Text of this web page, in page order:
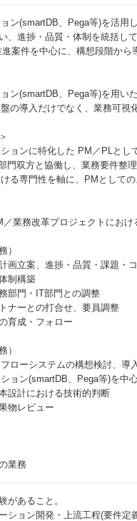
ン(smartDB、Pega等)を活用
、進捗・品質・体制を統括し
案件を中心に、構想段階から
ン(smartDB、Pega等)を用い
の導入だけでなく、業務可視
ションに特化した PM／PLと
門双方と協働し、業務要件整
ける専門性を軸に、PMとして
業務改革プロジェクトにおけ
）
画立案、進捗・品質・課題・
制構築
部門・IT部門との調整
ナーとの打合せ、要員調整
育成・フォロー
）
ローシステムの構想検討、導
ョン(smartDB、Pega等)を中
設計における技術的判断
物レビュー
業務
があること。
ション開発・上流工程(要件